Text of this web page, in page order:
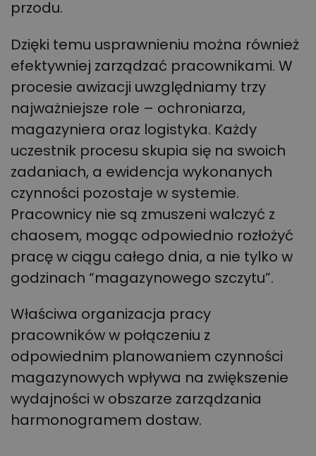
przodu.
Dzięki temu usprawnieniu można również
efektywniej zarządzać pracownikami. W
procesie awizacji uwzględniamy trzy
najważniejsze role – ochroniarza,
magazyniera oraz logistyka. Każdy
uczestnik procesu skupia się na swoich
zadaniach, a ewidencja wykonanych
czynności pozostaje w systemie.
Pracownicy nie są zmuszeni walczyć z
chaosem, mogąc odpowiednio rozłożyć
pracę w ciągu całego dnia, a nie tylko w
godzinach “magazynowego szczytu”.
Właściwa organizacja pracy
pracowników w połączeniu z
odpowiednim planowaniem czynności
magazynowych wpływa na zwiększenie
wydajności w obszarze zarządzania
harmonogramem dostaw.